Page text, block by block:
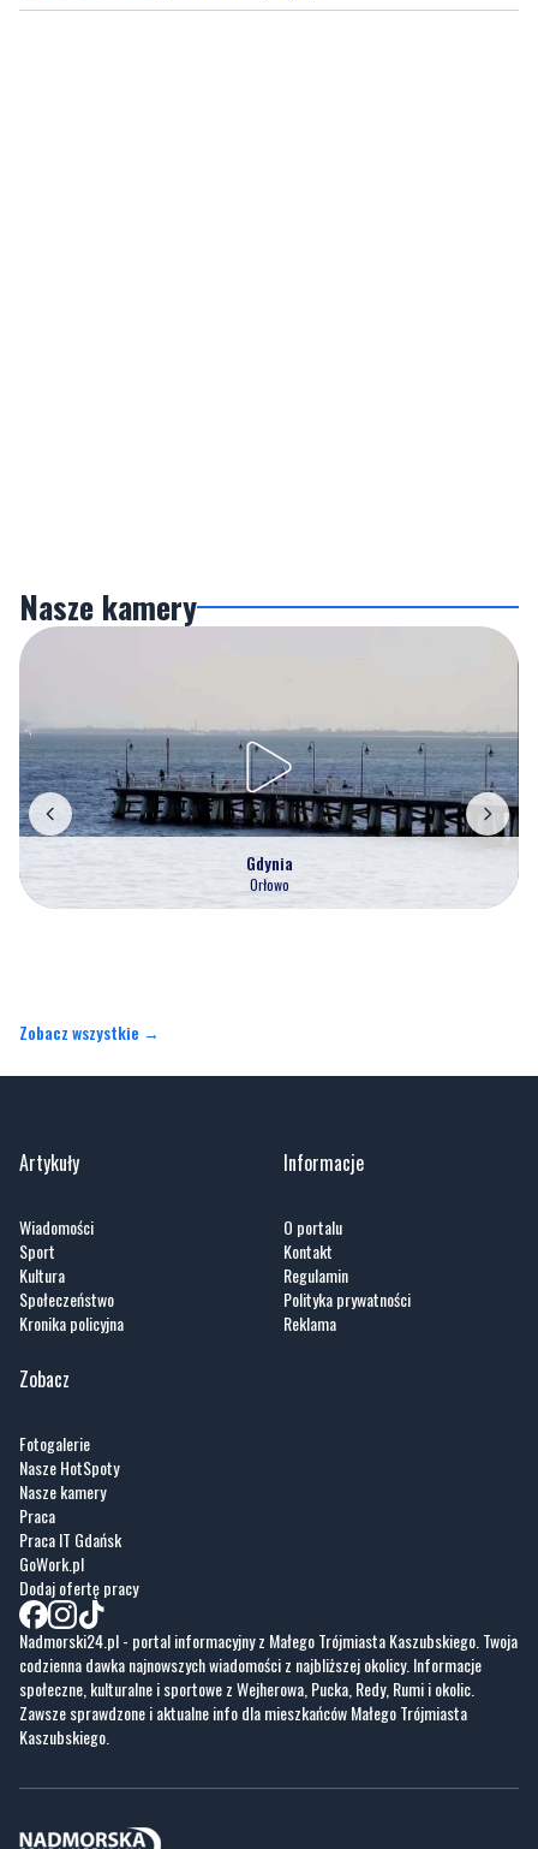
Nasze kamery
Gdynia
Orłowo
Zobacz wszystkie →
Artykuły
Wiadomości
Sport
Kultura
Społeczeństwo
Kronika policyjna
Informacje
O portalu
Kontakt
Regulamin
Polityka prywatności
Reklama
Zobacz
Fotogalerie
Nasze HotSpoty
Nasze kamery
Praca
Praca IT Gdańsk
GoWork.pl
Dodaj ofertę pracy
Nadmorski24.pl - portal informacyjny z Małego Trójmiasta Kaszubskiego. Twoja
codzienna dawka najnowszych wiadomości z najbliższej okolicy. Informacje
społeczne, kulturalne i sportowe z Wejherowa, Pucka, Redy, Rumi i okolic.
Zawsze sprawdzone i aktualne info dla mieszkańców Małego Trójmiasta
Kaszubskiego.